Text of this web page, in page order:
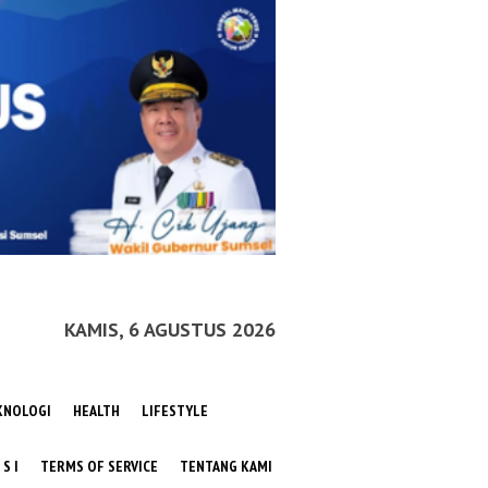
KAMIS, 6 AGUSTUS 2026
HEALTH LIFESTYLE
S I TERMS OF SERVICE TENTANG KAMI